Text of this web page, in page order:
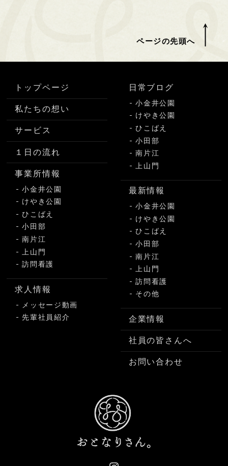
ページの先頭へ
トップページ
私たちの想い
サービス
１日の流れ
事業所情報
小金井公園
けやき公園
ひこばえ
小田部
南片江
上山門
訪問看護
求人情報
メッセージ動画
先輩社員紹介
日常ブログ
小金井公園
けやき公園
ひこばえ
小田部
南片江
上山門
最新情報
小金井公園
けやき公園
ひこばえ
小田部
南片江
上山門
訪問看護
その他
企業情報
社員の皆さんへ
お問い合わせ